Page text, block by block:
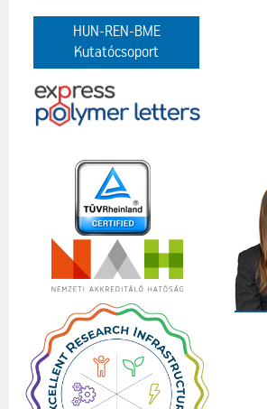
HUN-REN-BME
Kutatócsoport